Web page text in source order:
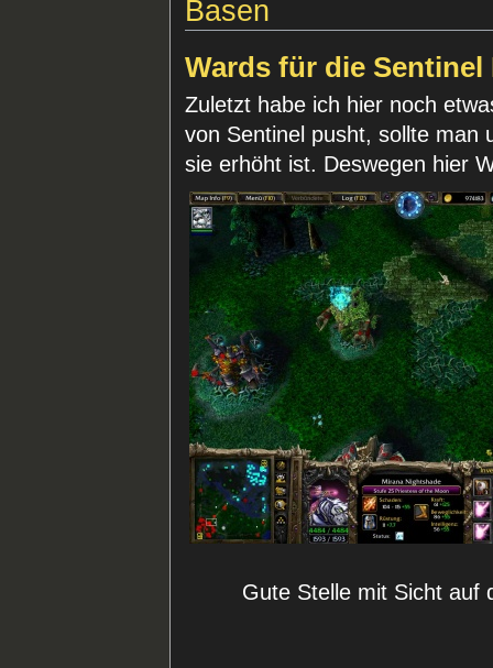
Basen
Wards für die Sentinel
Zuletzt habe ich hier noch
von Sentinel pusht, sollte man
sie erhöht ist. Deswegen hier
Gute Stelle mit Sicht auf